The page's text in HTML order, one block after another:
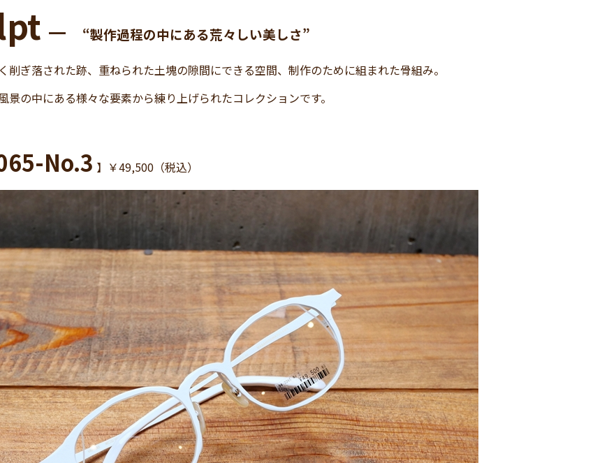
━ “製作過程の中にある荒々しい美しさ”
削ぎ落された跡、重ねられた土塊の隙間にできる空間、制作のために組まれた骨組み。
景の中にある様々な要素から練り上げられたコレクションです。
No.3 】￥49,500（税込）